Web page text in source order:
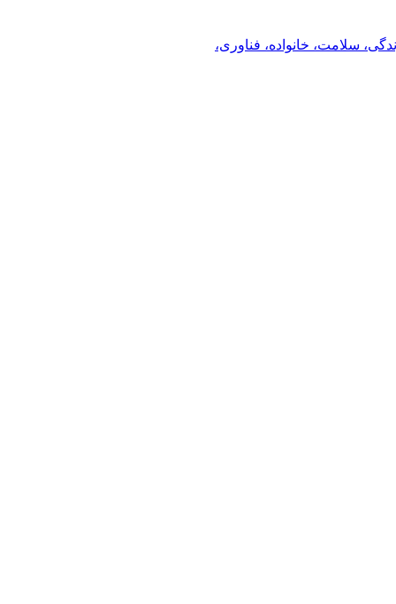
سلامت، خانواده، فناوری،